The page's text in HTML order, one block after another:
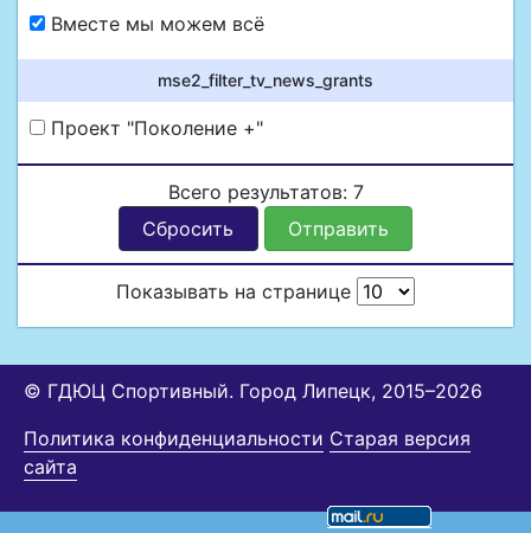
Вместе мы можем всё
mse2_filter_tv_news_grants
Проект "Поколение +"
Всего результатов: 7
Сбросить
Отправить
Показывать на странице
© ГДЮЦ Спортивный. Город Липецк, 2015–2026
Политика конфиденциальности Старая версия
сайта